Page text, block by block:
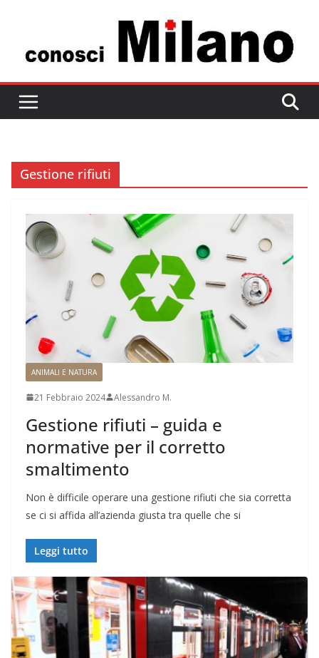
contenuto
Gestione rifiuti
ANIMALI E NATURA
21 Febbraio 2024 Alessandro M.
Gestione rifiuti – guida e
normative per il corretto
smaltimento
Non è difficile operare una gestione rifiuti che sia corretta
se ci si affida all’azienda giusta tra quelle che si
Leggi tutto